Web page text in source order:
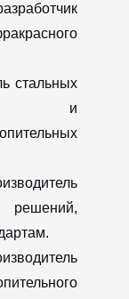
стальных
и